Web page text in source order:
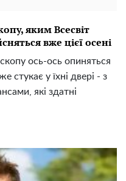
яким Всесвіт
вже цієї осені
ось-ось опиняться
стукає у їхні двері - з
які здатні